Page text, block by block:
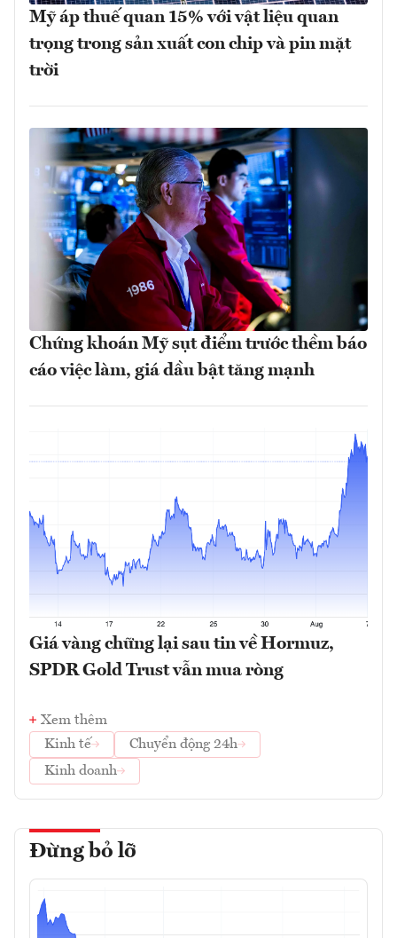
Mỹ áp thuế quan 15% với vật liệu quan
trọng trong sản xuất con chip và pin mặt
trời
Chứng khoán Mỹ sụt điểm trước thềm báo
cáo việc làm, giá dầu bật tăng mạnh
Giá vàng chững lại sau tin về Hormuz,
SPDR Gold Trust vẫn mua ròng
Xem thêm
Kinh tế
Chuyển động 24h
Kinh doanh
Đừng bỏ lỡ